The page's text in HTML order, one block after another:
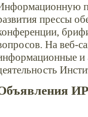
прессы
На веб-
и